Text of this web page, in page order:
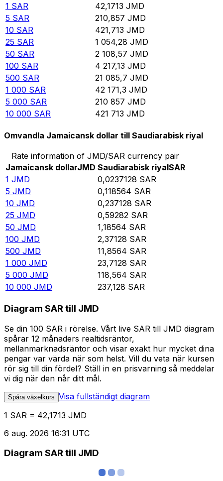
1 SAR 42,1713 JMD
5 SAR 210,857 JMD
10 SAR 421,713 JMD
25 SAR 1 054,28 JMD
50 SAR 2 108,57 JMD
100 SAR 4 217,13 JMD
500 SAR 21 085,7 JMD
1 000 SAR 42 171,3 JMD
5 000 SAR 210 857 JMD
10 000 SAR 421 713 JMD
Omvandla Jamaicansk dollar till Saudiarabisk riyal
Rate information of JMD/SAR currency pair
Jamaicansk dollarJMD Saudiarabisk riyalSAR
1 JMD 0,0237128 SAR
5 JMD 0,118564 SAR
10 JMD 0,237128 SAR
25 JMD 0,59282 SAR
50 JMD 1,18564 SAR
100 JMD 2,37128 SAR
500 JMD 11,8564 SAR
1 000 JMD 23,7128 SAR
5 000 JMD 118,564 SAR
10 000 JMD 237,128 SAR
Diagram SAR till JMD
Se din 100 SAR i rörelse. Vårt live SAR till JMD diagram
spårar 12 månaders realtidsräntor,
mellanmarknadsräntor och visar exakt hur mycket dina
pengar var värda när som helst. Vill du veta när kursen
rör sig till din fördel? Ställ in en prisvarning så meddelar
vi dig när den når ditt mål.
Spåra växelkurs Visa fullständigt diagram
1 SAR = 42,1713 JMD
6 aug. 2026 16:31 UTC
Diagram SAR till JMD